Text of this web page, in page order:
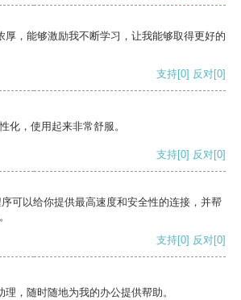
厚，能够激励我不断学习，让我能够取得更好的
支持[0] 反对[0]
化，使用起来非常舒服。
支持[0] 反对[0]
可以给你提供最高速度和安全性的连接，并帮
支持[0] 反对[0]
，随时随地为我的办公提供帮助。